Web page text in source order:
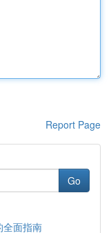
Report Page
Go
全面指南